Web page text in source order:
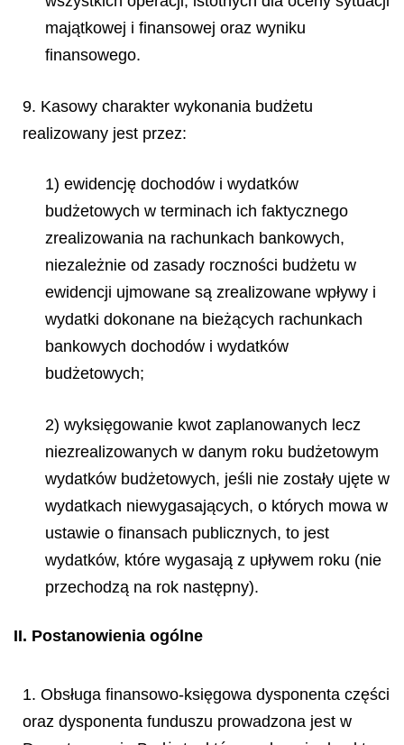
majątkowej i finansowej oraz wyniku
finansowego.
9. Kasowy charakter wykonania budżetu
realizowany jest przez:
1) ewidencję dochodów i wydatków
budżetowych w terminach ich faktycznego
zrealizowania na rachunkach bankowych,
niezależnie od zasady roczności budżetu w
ewidencji ujmowane są zrealizowane wpływy i
wydatki dokonane na bieżących rachunkach
bankowych dochodów i wydatków
budżetowych;
2) wyksięgowanie kwot zaplanowanych lecz
niezrealizowanych w danym roku budżetowym
wydatków budżetowych, jeśli nie zostały ujęte w
wydatkach niewygasających, o których mowa w
ustawie o finansach publicznych, to jest
wydatków, które wygasają z upływem roku (nie
przechodzą na rok następny).
II. Postanowienia ogólne
1. Obsługa finansowo-księgowa dysponenta części
oraz dysponenta funduszu prowadzona jest w